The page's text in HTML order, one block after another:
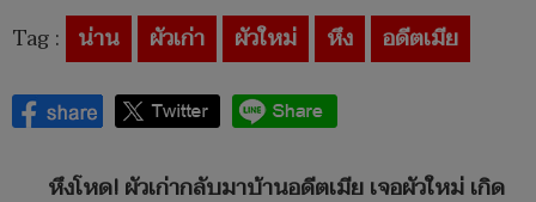
Tag : น่าน ผัวเก่า ผัวใหม่ หึง อดีตเมีย
หึงโหด! ผัวเก่ากลับมาบ้านอดีตเมีย เจอผัวใหม่ เกิด